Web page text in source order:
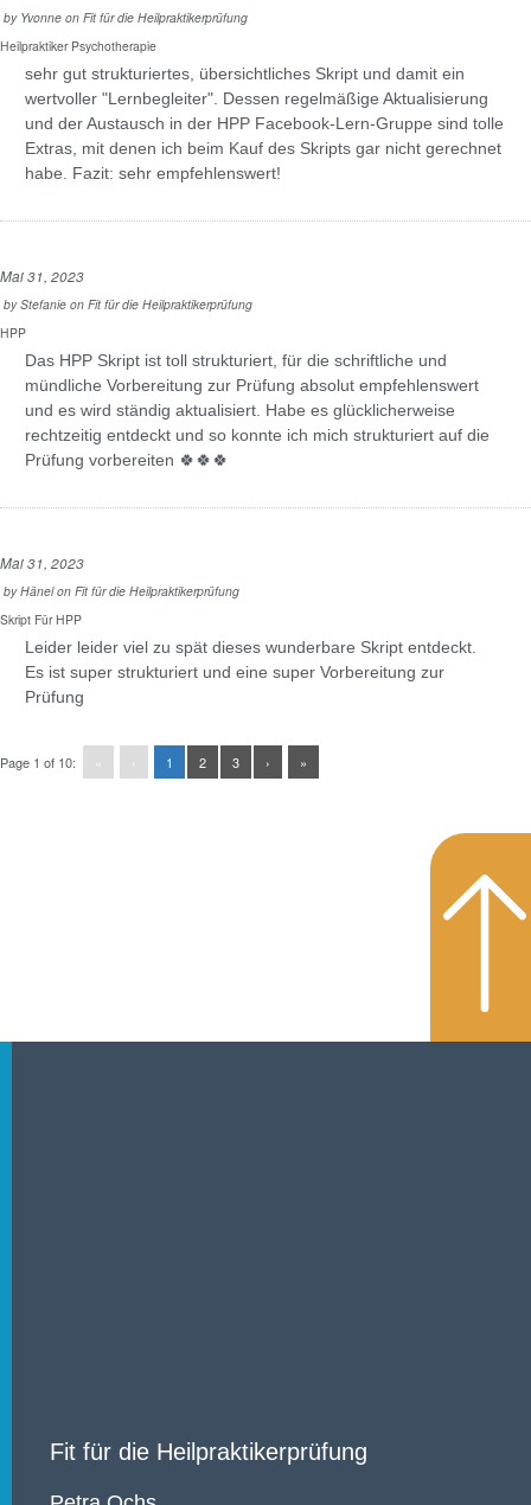
by Yvonne on Fit für die Heilpraktikerprüfung
Heilpraktiker Psychotherapie
sehr gut strukturiertes, übersichtliches Skript und damit ein
wertvoller "Lernbegleiter". Dessen regelmäßige Aktualisierung
und der Austausch in der HPP Facebook-Lern-Gruppe sind tolle
Extras, mit denen ich beim Kauf des Skripts gar nicht gerechnet
habe. Fazit: sehr empfehlenswert!
Mai 31, 2023
byStefanie on Fit für die Heilpraktikerprüfung
HPP
Das HPP Skript ist toll strukturiert, für die schriftliche und
mündliche Vorbereitung zur Prüfung absolut empfehlenswert
und es wird ständig aktualisiert. Habe es glücklicherweise
rechtzeitig entdeckt und so konnte ich mich strukturiert auf die
Prüfung vorbereiten 🍀🍀🍀
Mai 31, 2023
byHänelon Fit für die Heilpraktikerprüfung
Skript Für HPP
Leider leider viel zu spät dieses wunderbare Skript entdeckt.
Es ist super strukturiert und eine super Vorbereitung zur
Prüfung
Page 1 of 10: « ‹ 1 2 3 › »
Fit für die Heilpraktikerprüfung